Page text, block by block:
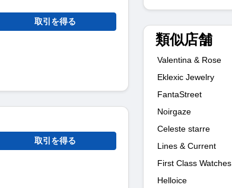
取引を得る
取引を得る
類似店舗
Valentina & Rose
Eklexic Jewelry
FantaStreet
Noirgaze
Celeste starre
Lines & Current
First Class Watches
Helloice